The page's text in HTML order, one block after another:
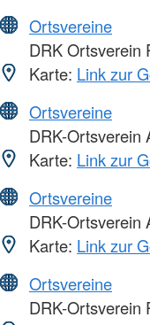
Ortsvereine
DRK Ortsverein
Karte: Link zur
Ortsvereine
DRK-Ortsverein
Karte: Link zur
Ortsvereine
DRK-Ortsverein
Karte: Link zur
Ortsvereine
DRK-Ortsverein